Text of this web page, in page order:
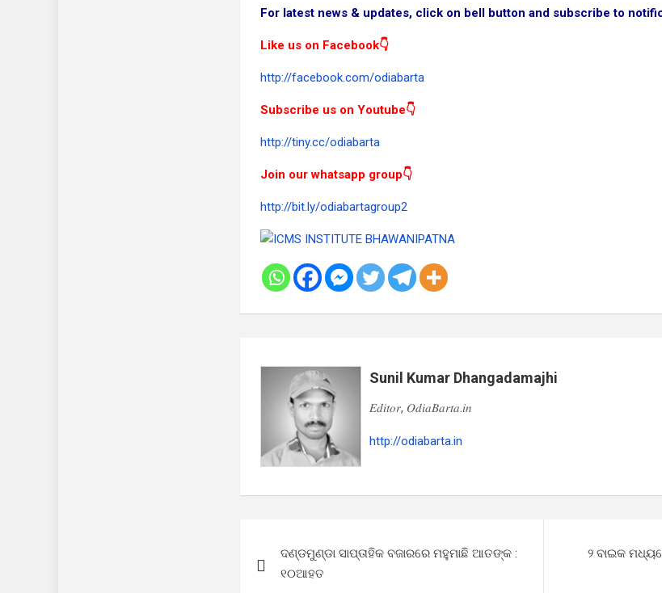
For latest news & updates, click on bell button and subscribe to
Like us on Facebook👇
http://facebook.com/odiabarta
Subscribe us on Youtube👇
http://tiny.cc/odiabarta
Join our whatsapp group👇
http://bit.ly/odiabartagroup2
Sunil Kumar Dhangadamajhi
𝐸𝑑𝑖𝑡𝑜𝑟, 𝑂𝑑𝑖𝑎𝐵𝑎𝑟𝑡𝑎.𝑖𝑛
http://odiabarta.in
navigation
ଦଣ୍ଡମୁଣ୍ଡା ସାପ୍ତାହିକ ବଜାରରେ ମହୁମାଛି ଆତଙ୍କ :
୧୦ଆହତ
୨ ବାଇକ